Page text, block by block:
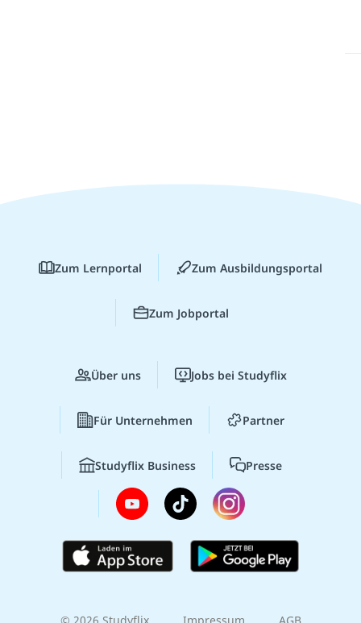
Zum Lernportal Zum Ausbildungsportal
Zum Jobportal
Über uns Jobs bei Studyflix
Für Unternehmen Partner
Studyflix Business Presse
© 2026 Studyflix Impressum AGB